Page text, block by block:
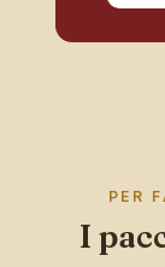
PER
I